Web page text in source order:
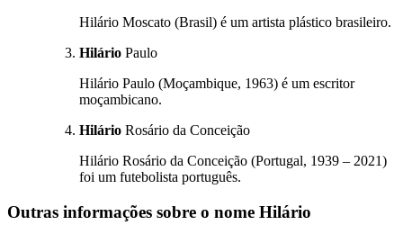
Hilário Moscato (Brasil) é um artista plástico brasileiro.
Hilário Paulo
Hilário Paulo (Moçambique, 1963) é um escritor
moçambicano.
Hilário Rosário da Conceição
Hilário Rosário da Conceição (Portugal, 1939 – 2021)
foi um futebolista português.
Outras informações sobre o nome Hilário